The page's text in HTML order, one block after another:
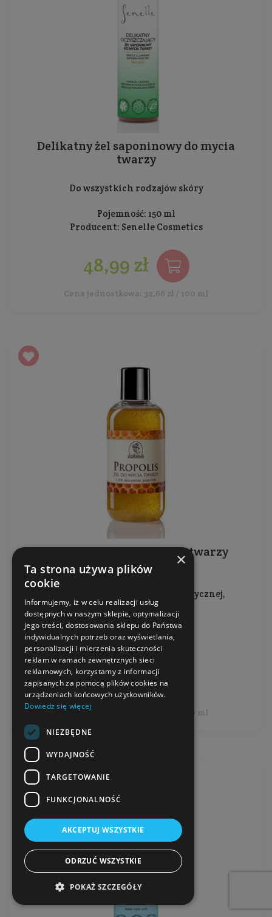
Delikatny żel saponinowy do mycia
twarzy
Do wszystkich rodzajów skóry
Pojemność: 150 ml
Producent: Senelle Cosmetics
48,99 zł
Cena jednostkowa: 32,66 zł / 100 ml
Propolisowy żel do mycia twarzy
Do skóry trądzikowej, problematycznej,
zanieczyszczonej
Pojemność: 200 ml
Producent:Korana
33,99 zł
Cena jednostkowa: 17,00 zł / 100 ml
×
Ta strona używa plików
cookie
Informujemy, iż w celu realizacji usług
dostępnych w naszym sklepie, optymalizacji
jego treści, dostosowania sklepu do Państwa
indywidualnych potrzeb oraz wyświetlania,
personalizacji i mierzenia skuteczności
reklam w ramach zewnętrznych sieci
reklamowych, korzystamy z informacji
zapisanych za pomocą plików cookies na
urządzeniach końcowych użytkowników.
Dowiedz się więcej
NIEZBĘDNE
WYDAJNOŚĆ
TARGETOWANIE
FUNKCJONALNOŚĆ
AKCEPTUJ WSZYSTKIE
ODRZUĆ WSZYSTKIE
POKAŻ SZCZEGÓŁY